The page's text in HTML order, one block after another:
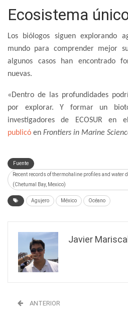
Ecosistema
Los biólogos siguen explorando
mundo para comprender mejor
algunos casos han encontrado
nuevas.
«Dentro de las profundidades
por explorar. Y formar un
investigadores de ECOSUR
publicó en Frontiers in Marine
Fuente
Recent records of thermohaline profiles and water
(Chetumal Bay, Mexico)
Agujero México Océano
Javier
ANTERIOR